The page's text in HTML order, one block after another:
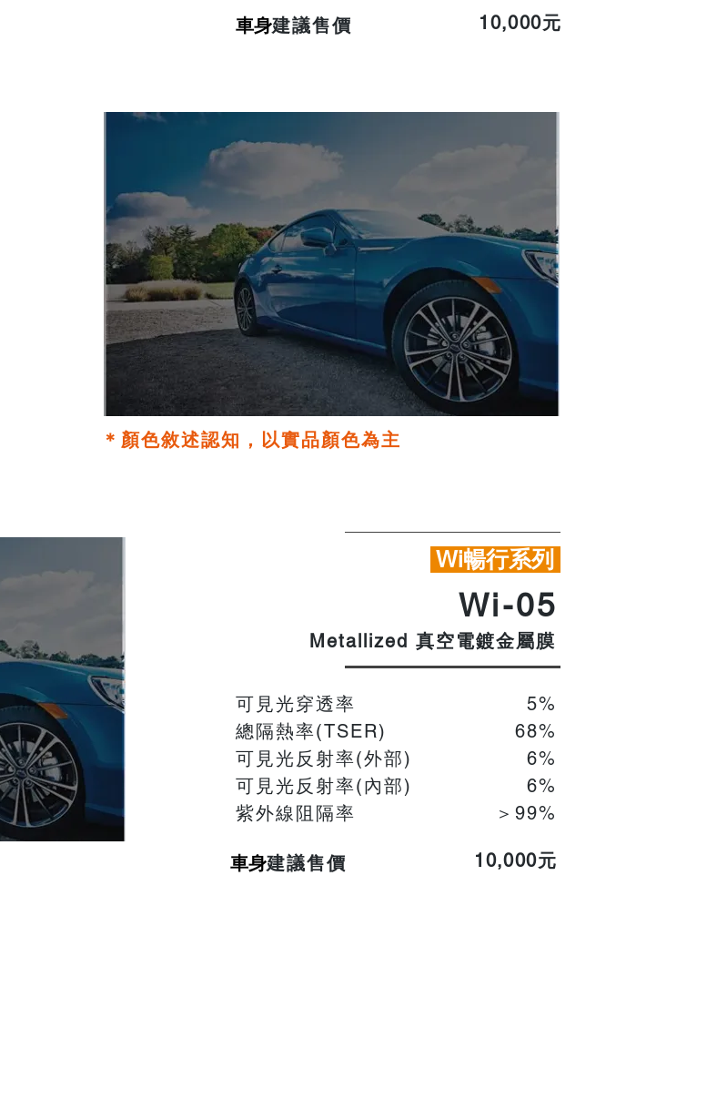
車身建議售價 10,000元
＊顏色敘述認知，以實品顏色為主
Wi-05
Metallized 真空電鍍金屬膜
Wi暢行系列
可見光穿透率
總隔熱率(TSER)
可見光反射率(外部)
可見光反射率(內部)
紫外線阻隔率
5%
68%
6%
​6%
＞99%
車身建議售價 10,000元